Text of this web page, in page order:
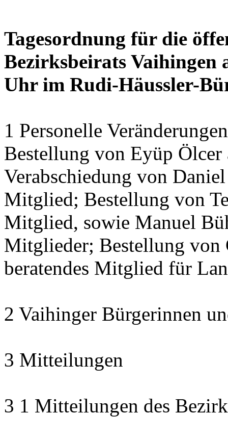
Tagesordnung für die
Bezirksbeirats Vaihingen
Uhr im Rudi-Häussler-
1 Personelle
Bestellung von Eyüp
Verabschiedung von
Mitglied; Bestellung von
Mitglied, sowie Manuel
Mitglieder; Bestellung von
beratendes Mitglied für
2 Vaihinger Bürgerinnen
3 Mitteilungen
3 1 Mitteilungen des